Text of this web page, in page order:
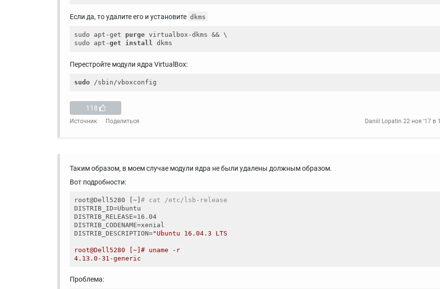
Если да, то удалите его и установите dkms
sudo apt-get purge virtualbox-dkms && \
sudo apt-get install
Перестройте модули ядра VirtualBox:
sudo
118
Источник Поделиться Daniil Lopatin 22 ноя '17 в
Таким образом, в моем случае модули ядра не были удалены должным образом.
Вот подробности:
root@Dell5280 [~]# cat /etc/lsb-release
DISTRIB_ID=Ubuntu
DISTRIB_RELEASE=16.04
DISTRIB_CODENAME=xenial
DISTRIB_DESCRIPTION="Ubuntu 16.04.3 LTS
root@Dell5280 [~]# uname -r
Проблема: